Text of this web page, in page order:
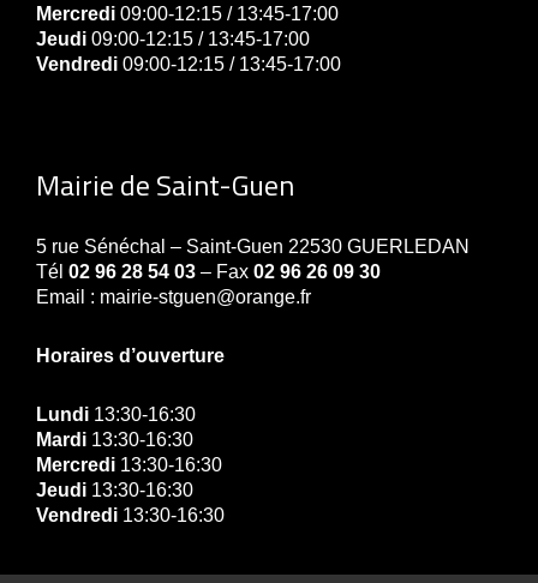
Mercredi 09:00-12:15 / 13:45-17:00
Jeudi 09:00-12:15 / 13:45-17:00
Vendredi 09:00-12:15 / 13:45-17:00
Mairie de Saint-Guen
5 rue Sénéchal – Saint-Guen 22530 GUERLEDAN
Tél 02 96 28 54 03 – Fax 02 96 26 09 30
Email : mairie-stguen@orange.fr
Horaires d’ouverture
Lundi 13:30-16:30
Mardi 13:30-16:30
Mercredi 13:30-16:30
Jeudi 13:30-16:30
Vendredi 13:30-16:30